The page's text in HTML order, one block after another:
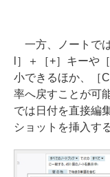
一方、ノートで
l］＋［+］キーや
小できるほか、［
率へ戻すことが可
では日付を直接編
ショットを挿入す